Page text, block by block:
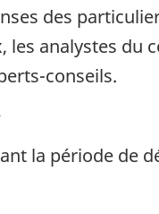
des
analystes du
conseils.
la période de